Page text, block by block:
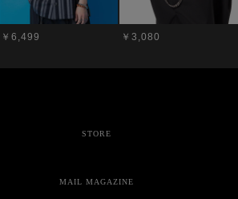
￥6,499 ￥3,080
STORE
MAIL MAGAZINE